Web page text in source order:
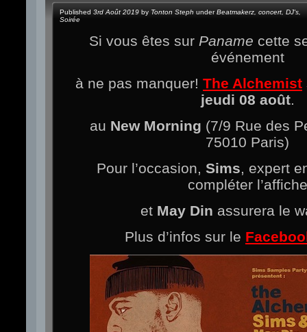
Published 3rd Août 2019 by Tonton Steph underBeatmakerz concert DJ's
Soirée
Si vous êtes sur Paname cette
événement
à ne pas manquer! The Alchemist
jeudi 08 août.
au New Morning (7/9 Rue des
75010 Paris)
Pour l’occasion, Sims , expert
compléter l’affiche
et May Din assurera le
Plus d’infos sur le